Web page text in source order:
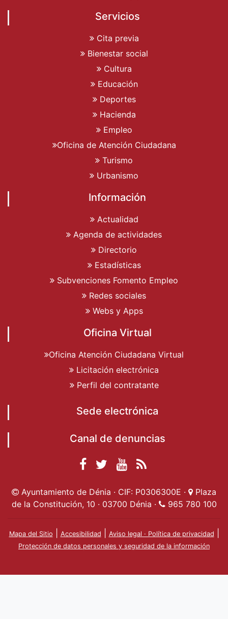
Servicios
Cita previa
Bienestar social
Cultura
Educación
Deportes
Hacienda
Empleo
Oficina de Atención Ciudadana
Turismo
Urbanismo
Información
Actualidad
Agenda de actividades
Directorio
Estadísticas
Subvenciones Fomento Empleo
Redes sociales
Webs y Apps
Oficina Virtual
Oficina Atención Ciudadana Virtual
Licitación electrónica
Perfil del contratante
Sede electrónica
Canal de denuncias
Facebook
Ayuntamiento de
Dénia
Ayuntamiento de
Dénia
Ayuntamiento
de Dénia
Actualidad
Ayuntamiento de Dénia · CIF: P0306300E ·
Plaza
de la Constitución, 10 · 03700 Dénia ·
965 780 100
Mapa del Sitio Accesibilidad Aviso legal · Política de privacidad
Protección de datos personales y seguridad de la información